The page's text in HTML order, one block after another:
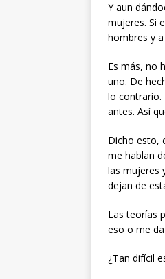
Y aun
mujeres. Si
hombres y
Es más, no
uno. De
lo contrario.
antes. Así
Dicho esto,
me hablan
las mujeres
dejan de
Las teorías
eso o me
¿Tan difícil